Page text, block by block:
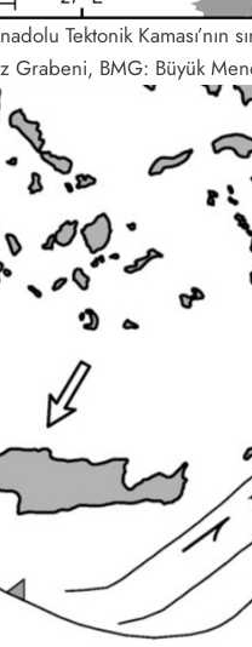
Tektonik Kaması’nın
Grabeni, BMG: Büyük